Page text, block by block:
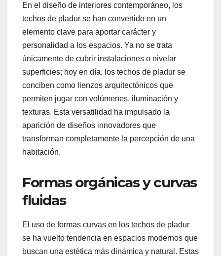
En el diseño de interiores contemporáneo, los
techos de pladur se han convertido en un
elemento clave para aportar carácter y
personalidad a los espacios. Ya no se trata
únicamente de cubrir instalaciones o nivelar
superficies; hoy en día, los techos de pladur se
conciben como lienzos arquitectónicos que
permiten jugar con volúmenes, iluminación y
texturas. Esta versatilidad ha impulsado la
aparición de diseños innovadores que
transforman completamente la percepción de una
habitación.
Formas orgánicas y curvas
fluidas
El uso de formas curvas en los techos de pladur
se ha vuelto tendencia en espacios modernos que
buscan una estética más dinámica y natural. Estas